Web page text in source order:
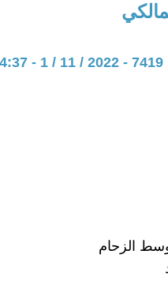
الزحام